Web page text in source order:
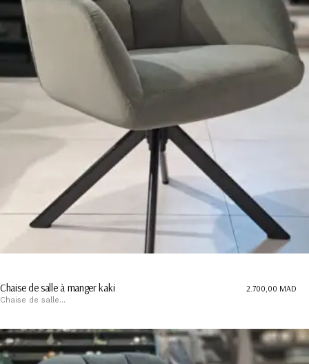
Chaise de salle à manger kaki
Chaise de salle...
2.700,00 MAD